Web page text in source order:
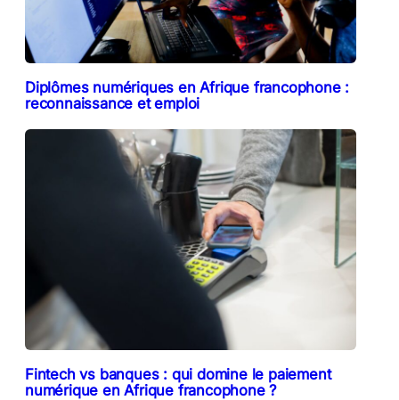
Diplômes numériques en Afrique francophone :
reconnaissance et emploi
Fintech vs banques : qui domine le paiement
numérique en Afrique francophone ?